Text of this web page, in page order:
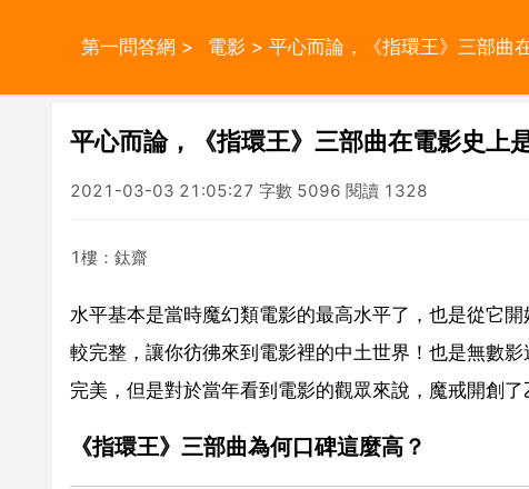
第一問答網 > 電影 > 平心而論，《指環王》三部曲
平心而論，《指環王》三部曲在電影史上
2021-03-03 21:05:27 字數 5096 閱讀 1328
1樓：鈦齋
水平基本是當時魔幻類電影的最高水平了，也是從它
較完整，讓你彷彿來到電影裡的中土世界！也是無數
完美，但是對於當年看到電影的觀眾來說，魔戒開創了
《指環王》三部曲為何口碑這麼高？